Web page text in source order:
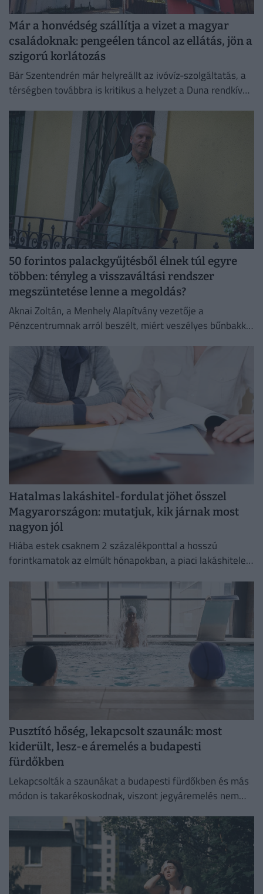
Már a honvédség szállítja a vizet a magyar
családoknak: pengeélen táncol az ellátás, jön a
szigorú korlátozás
Bár Szentendrén már helyreállt az ivóvíz-szolgáltatás, a
térségben továbbra is kritikus a helyzet a Duna rendkívül
50 forintos palackgyűjtésből élnek túl egyre
többen: tényleg a visszaváltási rendszer
megszüntetése lenne a megoldás?
Aknai Zoltán, a Menhely Alapítvány vezetője a
Pénzcentrumnak arról beszélt, miért veszélyes bűnbakká
Hatalmas lakáshitel-fordulat jöhet ősszel
Magyarországon: mutatjuk, kik járnak most
nagyon jól
Hiába estek csaknem 2 százalékponttal a hosszú
forintkamatok az elmúlt hónapokban, a piaci lakáshitelek
Pusztító hőség, lekapcsolt szaunák: most
kiderült, lesz-e áremelés a budapesti
fürdőkben
Lekapcsolták a szaunákat a budapesti fürdőkben és más
módon is takarékoskodnak, viszont jegyáremelés nem